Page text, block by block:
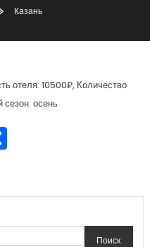
Казань
отеля: 10500₽, Количество
осень
Отправить
Поиск